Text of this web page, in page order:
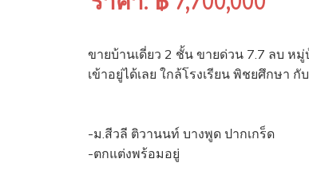
ขายบ้านเดี่ยว 2 ชั้น ขายด่วน 7.7 ลบ ห
เข้าอยู่ได้เลย ใกล้โรงเรียน พิชยศึกษา
-ม.สีวลี ติวานนท์ บางพูด ปากเกร็ด
-ตกแต่งพร้อมอยู่